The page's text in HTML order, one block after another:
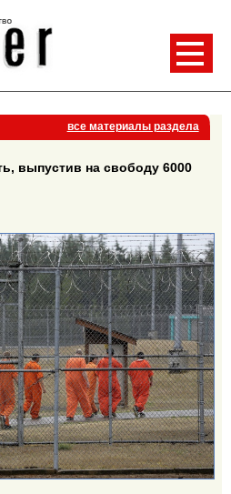
все материалы раздела
выпустив на свободу 6000